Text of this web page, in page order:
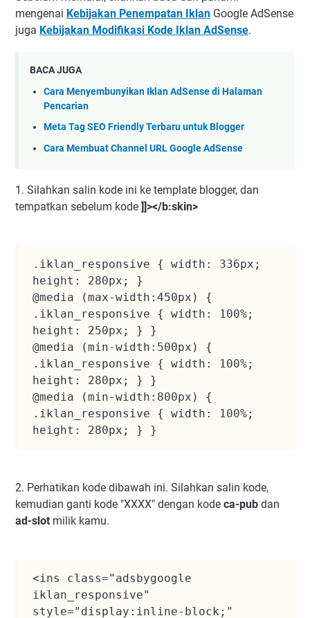
mengenai Kebijakan Penempatan Iklan Google AdSense
juga Kebijakan Modifikasi Kode Iklan AdSense.
BACA JUGA
Cara Menyembunyikan Iklan AdSense di Halaman
Pencarian
Meta Tag SEO Friendly Terbaru untuk Blogger
Cara Membuat Channel URL Google AdSense
1. Silahkan salin kode ini ke template blogger, dan
tempatkan sebelum kode ]]></b:skin>
.iklan_responsive { width: 336px;
height: 280px; }
@media (max-width:450px) {
.iklan_responsive { width: 100%;
height: 250px; } }
@media (min-width:500px) {
.iklan_responsive { width: 100%;
height: 280px; } }
@media (min-width:800px) {
.iklan_responsive { width: 100%;
height: 280px; } }
2. Perhatikan kode dibawah ini. Silahkan salin kode,
kemudian ganti kode "XXXX" dengan kode ca-pub dan
ad-slot milik kamu.
<ins class="adsbygoogle
iklan_responsive"
style="display:inline-block;"